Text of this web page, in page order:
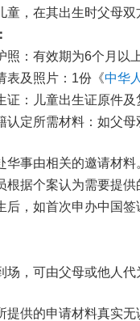
童，在其出生时父母双
照：有效期为6个月以
表及照片： 1份《中华
证：儿童出生证原件及
认定所需材料：如父
华事由相关的邀请材料
根据个案认为需要提供
后，如首次申办中国
场，可由父母或他人
提供的申请材料真实